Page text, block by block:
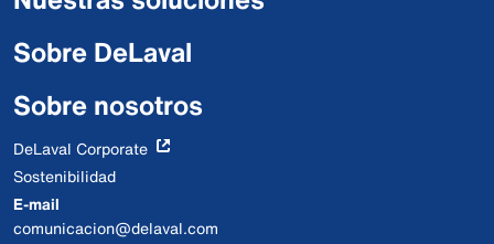
Sobre DeLaval
Sobre nosotros
DeLaval Corporate
Sostenibilidad
E-mail
comunicacion@delaval.com